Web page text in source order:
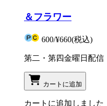
＆フラワー
600/¥660(税込)
第二・第四金曜日配信
カートに追加
カートに追加しました